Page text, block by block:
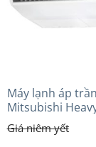
Máy lạnh áp trần
Mitsubishi
FDE125VG
– 3 Pha